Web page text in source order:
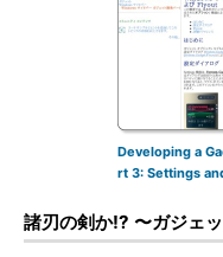
Developing a
rt 3: Settings
諸刃の剣か!? 〜ガジェ